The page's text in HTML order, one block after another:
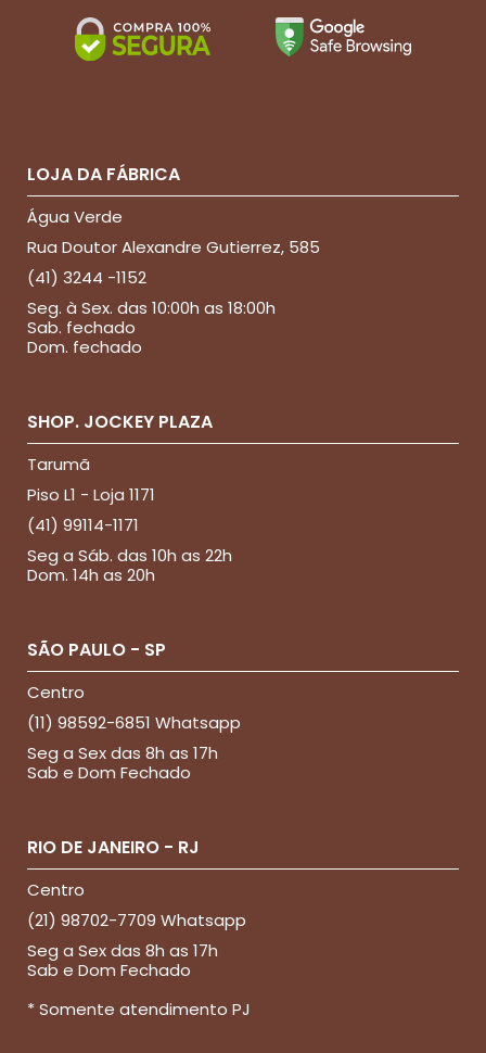
LOJA DA FÁBRICA
Água Verde
Rua Doutor Alexandre Gutierrez, 585
(41) 3244 -1152
Seg. à Sex. das 10:00h as 18:00h
Sab. fechado
Dom. fechado
SHOP. JOCKEY PLAZA
Tarumã
Piso L1 - Loja 1171
(41) 99114-1171
Seg a Sáb. das 10h as 22h
Dom. 14h as 20h
SÃO PAULO - SP
Centro
(11) 98592-6851 Whatsapp
Seg a Sex das 8h as 17h
Sab e Dom Fechado
RIO DE JANEIRO - RJ
Centro
(21) 98702-7709 Whatsapp
Seg a Sex das 8h as 17h
Sab e Dom Fechado
* Somente atendimento PJ